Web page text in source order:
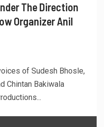
The Direction
Organizer Anil
of Sudesh Bhosle,
Chintan Bakiwala